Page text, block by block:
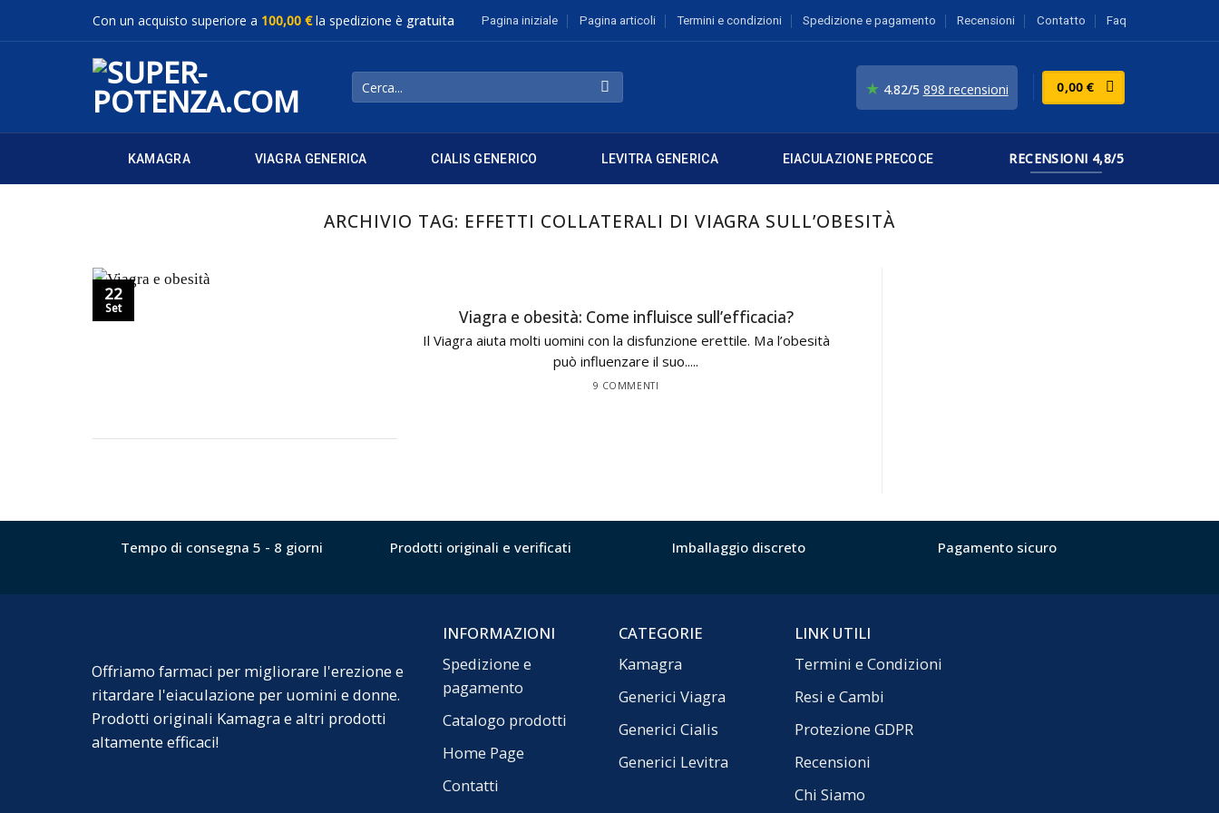
Con un acquisto superiore a 100,00 €la spedizione è gratuita Pagina iniziale Pagina articoli Termini e condizioni Spedizione e pagamento Recensioni Contatto Faq
Cerca: ★ 4.82/5 898 recensioni 0,00€
KAMAGRA VIAGRA GENERICA CIALIS GENERICO LEVITRA GENERICA EIACULAZIONE PRECOCE RECENSIONI 4,8/5
ARCHIVIO TAG: EFFETTI COLLATERALI DI VIAGRA SULL’OBESITÀ
Viagra e obesità: Come influisce sull’efficacia?
Il Viagra aiuta molti uomini con la disfunzione erettile. Ma l’obesità
può influenzare il suo.....
9 COMMENTI
22
Set
Tempo di consegna 5 - 8 giorni Prodotti originali e verificati Imballaggio discreto Pagamento sicuro
Offriamo farmaci per migliorare l'erezione e
ritardare l'eiaculazione per uomini e donne.
Prodotti originali Kamagra e altri prodotti
altamente efficaci!
INFORMAZIONI
Spedizione e
pagamento
Catalogo prodotti
Home Page
Contatti
CATEGORIE
Kamagra
Generici Viagra
Generici Cialis
Generici Levitra
LINK UTILI
Termini e Condizioni
Resi e Cambi
Protezione GDPR
Recensioni
Chi Siamo